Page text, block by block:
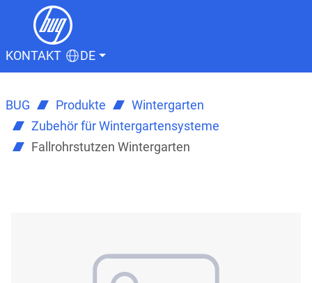
KONTAKT DE
BUG Produkte
Wintergarten
Zubehör für Wintergartensysteme
Fallrohrstutzen Wintergarten